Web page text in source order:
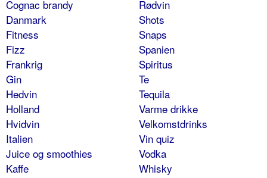
Cognac brandy
Danmark
Fitness
Fizz
Frankrig
Gin
Hedvin
Holland
Hvidvin
Italien
Juice og smoothies
Kaffe
Rødvin
Shots
Snaps
Spanien
Spiritus
Te
Tequila
Varme drikke
Velkomstdrinks
Vin quiz
Vodka
Whisky